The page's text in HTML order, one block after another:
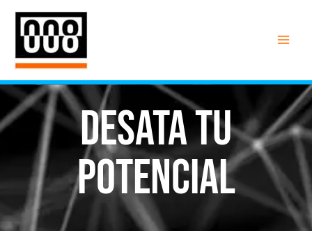
content
Desata tu
Potencial